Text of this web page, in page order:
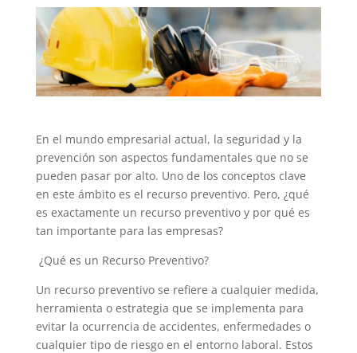
En el mundo empresarial actual, la seguridad y la
prevención son aspectos fundamentales que no se
pueden pasar por alto. Uno de los conceptos clave
en este ámbito es el recurso preventivo. Pero, ¿qué
es exactamente un recurso preventivo y por qué es
tan importante para las empresas?
¿Qué es un Recurso Preventivo?
Un recurso preventivo se refiere a cualquier medida,
herramienta o estrategia que se implementa para
evitar la ocurrencia de accidentes, enfermedades o
cualquier tipo de riesgo en el entorno laboral. Estos